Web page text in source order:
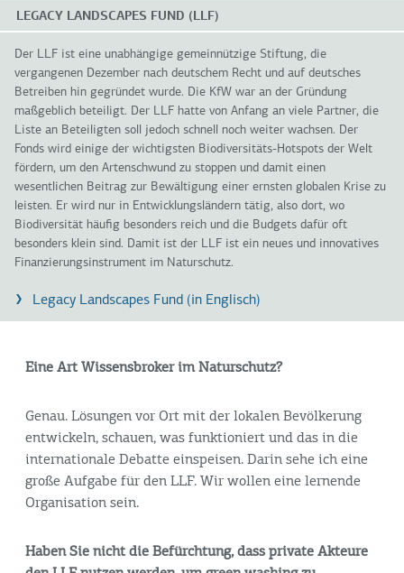
LEGACY LANDSCAPES FUND (LLF)
Der LLF ist eine unabhängige gemeinnützige Stiftung, die
vergangenen Dezember nach deutschem Recht und auf deutsches
Betreiben hin gegründet wurde. Die KfW war an der Gründung
maßgeblich beteiligt. Der LLF hatte von Anfang an viele Partner, die
Liste an Beteiligten soll jedoch schnell noch weiter wachsen. Der
Fonds wird einige der wichtigsten Biodiversitäts-Hotspots der Welt
fördern, um den Artenschwund zu stoppen und damit einen
wesentlichen Beitrag zur Bewältigung einer ernsten globalen Krise zu
leisten. Er wird nur in Entwicklungsländern tätig, also dort, wo
Biodiversität häufig besonders reich und die Budgets dafür oft
besonders klein sind. Damit ist der LLF ist ein neues und innovatives
Finanzierungsinstrument im Naturschutz.
Legacy Landscapes Fund (in Englisch)
Eine Art Wissensbroker im Naturschutz?
Genau. Lösungen vor Ort mit der lokalen Bevölkerung
entwickeln, schauen, was funktioniert und das in die
internationale Debatte einspeisen. Darin sehe ich eine
große Aufgabe für den LLF. Wir wollen eine lernende
Organisation sein.
Haben Sie nicht die Befürchtung, dass private Akteure